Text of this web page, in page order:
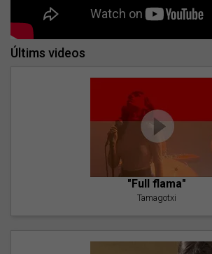
Últims videos
"Full flama"
Tamagotxi